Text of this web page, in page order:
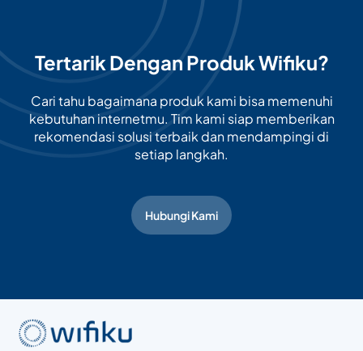
Tertarik Dengan Produk Wifiku?
Cari tahu bagaimana produk kami bisa memenuhi
kebutuhan internetmu. Tim kami siap memberikan
rekomendasi solusi terbaik dan mendampingi di
setiap langkah.
Hubungi Kami